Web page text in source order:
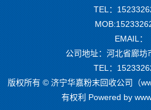
TEL：
EMAIL：
公司地址：河北省廊坊
TEL：
版权所有 © 济宁华嘉粉末回收公司（
有权利 Powered by